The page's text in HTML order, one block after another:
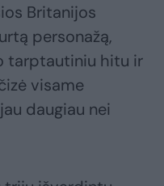
Britanijos
personažą,
tarptautiniu hitu ir
visame
daugiau nei